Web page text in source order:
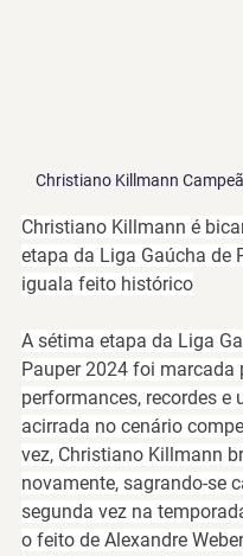
Christiano Killmann
Christiano Killmann é
etapa da Liga Gaúcha de
iguala feito histórico
A sétima etapa da Liga
Pauper 2024 foi marcada
performances, recordes e
acirrada no cenário
vez, Christiano Killmann
novamente, sagrando-se
segunda vez na
o feito de Alexandre Weber